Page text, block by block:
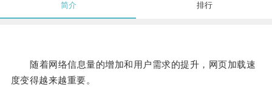
简介 排行
随着网络信息量的增加和用户需求的提升，网页加载速
度变得越来越重要。